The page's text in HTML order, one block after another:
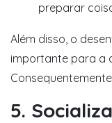
preparar
Além disso, o
importante para a
5.